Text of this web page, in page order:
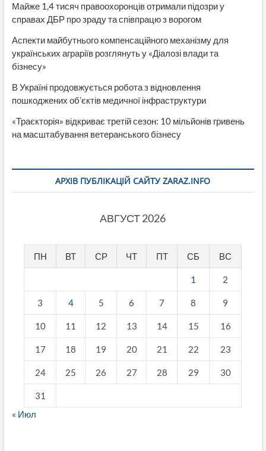
Майже 1,4 тисяч правоохоронців отримали підозри у
справах ДБР про зраду та співпрацю з ворогом
Аспекти майбутнього компенсаційного механізму для
українських аграріїв розглянуть у «Діалозі влади та
бізнесу»
В Україні продовжується робота з відновлення
пошкоджених об’єктів медичної інфраструктури
«Траєкторія» відкриває третій сезон: 10 мільйонів гривень
на масштабування ветеранського бізнесу
АРХІВ ПУБЛІКАЦІЙ САЙТУ ZARAZ.INFO
АВГУСТ 2026
ПН ВТ СР ЧТ ПТ СБ ВС
1 2
3 4 5 6 7 8 9
10 11 12 13 14 15 16
17 18 19 20 21 22 23
24 25 26 27 28 29 30
31
« Июл